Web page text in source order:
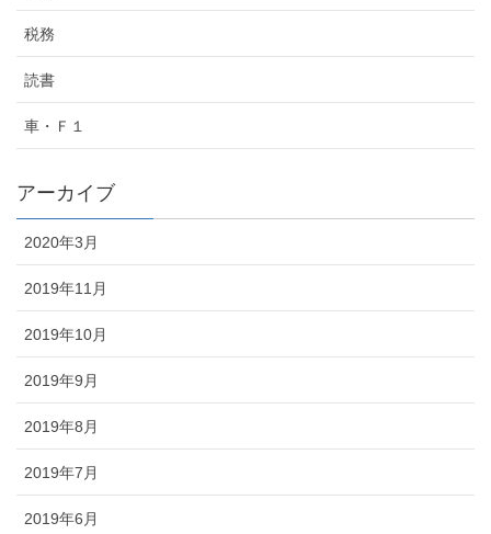
税務
読書
車・Ｆ１
アーカイブ
2020年3月
2019年11月
2019年10月
2019年9月
2019年8月
2019年7月
2019年6月